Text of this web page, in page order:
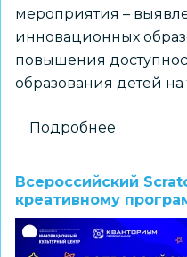
мероприятия –
инновационных
повышения
образования детей
Подробнее
практик
Всероссийский
креативному